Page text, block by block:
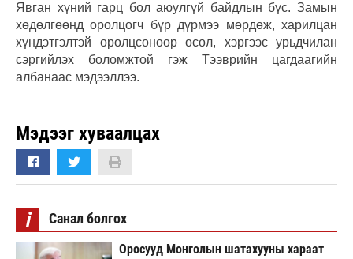
Явган хүний гарц бол аюулгүй байдлын бүс. Замын
хөдөлгөөнд оролцогч бүр дүрмээ мөрдөж, харилцан
хүндэтгэлтэй оролцсоноор осол, хэргээс урьдчилан
сэргийлэх боломжтой гэж Тээврийн цагдаагийн
албанаас мэдээллээ.
Мэдээг хуваалцах
i Санал болгох
Оросууд Монголын шатахууны хараат